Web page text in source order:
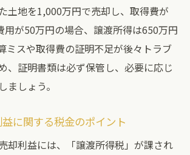
土地を1,000万円で売却し、取得費が
用が50万円の場合、譲渡所得は650万円
ミスや取得費の証明不足が後々トラブ
、証明書類は必ず保管し、必要に応じ
ましょう。
に関する税金のポイント
却利益には、「譲渡所得税」が課され